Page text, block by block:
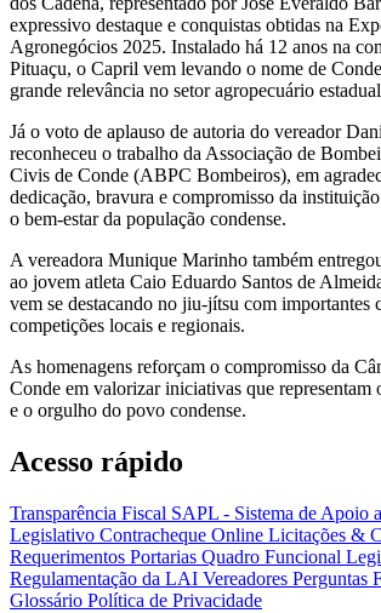
expressivo destaque e conquistas obtidas na
Agronegócios 2025. Instalado há 12 anos na
Pituaçu, o Capril vem levando o nome de
grande relevância no setor agropecuário
Já o voto de aplauso de autoria do vereador
reconheceu o trabalho da Associação de
Civis de Conde (ABPC Bombeiros), em
dedicação, bravura e compromisso da
o bem-estar da população condense.
A vereadora Munique Marinho também
ao jovem atleta Caio Eduardo Santos de
vem se destacando no jiu-jítsu com importantes
competições locais e regionais.
As homenagens reforçam o compromisso da
Conde em valorizar iniciativas que representam
e o orgulho do povo condense.
Acesso rápido
Transparência Fiscal SAPL - Sistema de Apoio
Legislativo Contracheque Online Licitações &
Requerimentos Portarias Quadro Funcional
Regulamentação da LAI Vereadores Perguntas
Glossário Política de Privacidade